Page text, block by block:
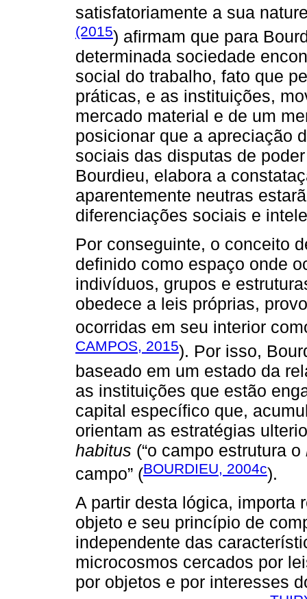
satisfatoriamente a sua
(2015) afirmam que para
determinada sociedade
social do trabalho, fato que
práticas, e as instituições,
mercado material e de um
posicionar que a apreciação
sociais das disputas de
Bourdieu, elabora a
aparentemente neutras
diferenciações sociais e
Por conseguinte, o conceito
definido como espaço onde
indivíduos, grupos e
obedece a leis próprias,
ocorridas em seu interior
CAMPOS, 2015). Por isso,
baseado em um estado da
as instituições que estão
capital específico que,
orientam as estratégias
habitus (“o campo estrutura o
campo” (BOURDIEU, 2004c).
A partir desta lógica, importa
objeto e seu princípio de
independente das
microcosmos cercados por
por objetos e por interesses